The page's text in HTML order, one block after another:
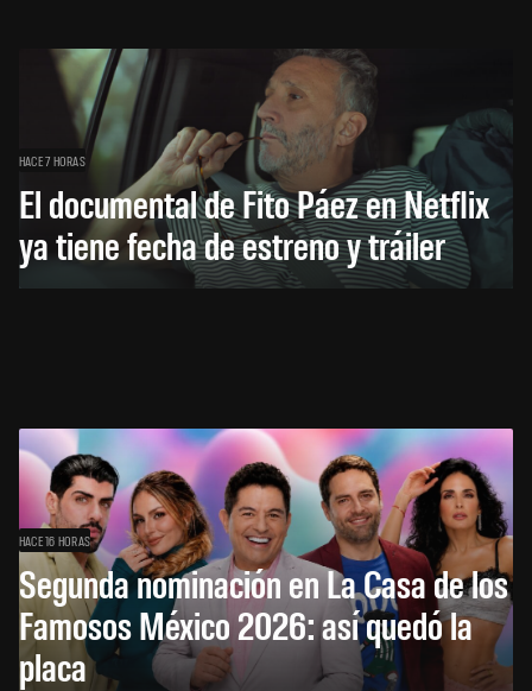
HACE 7 HORAS
El documental de Fito Páez en Netflix
ya tiene fecha de estreno y tráiler
HACE 16 HORAS
Segunda nominación en La Casa de los
Famosos México 2026: así quedó la
placa